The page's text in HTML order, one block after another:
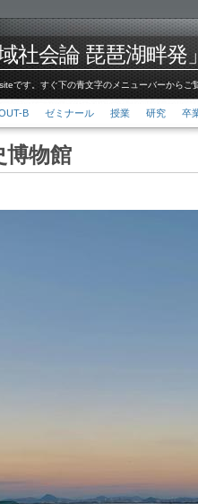
社会論 琵琶湖畔発
です。すぐ下の青文字のメニューバーから
B ゼミナール 授業 研究 卒
博物館